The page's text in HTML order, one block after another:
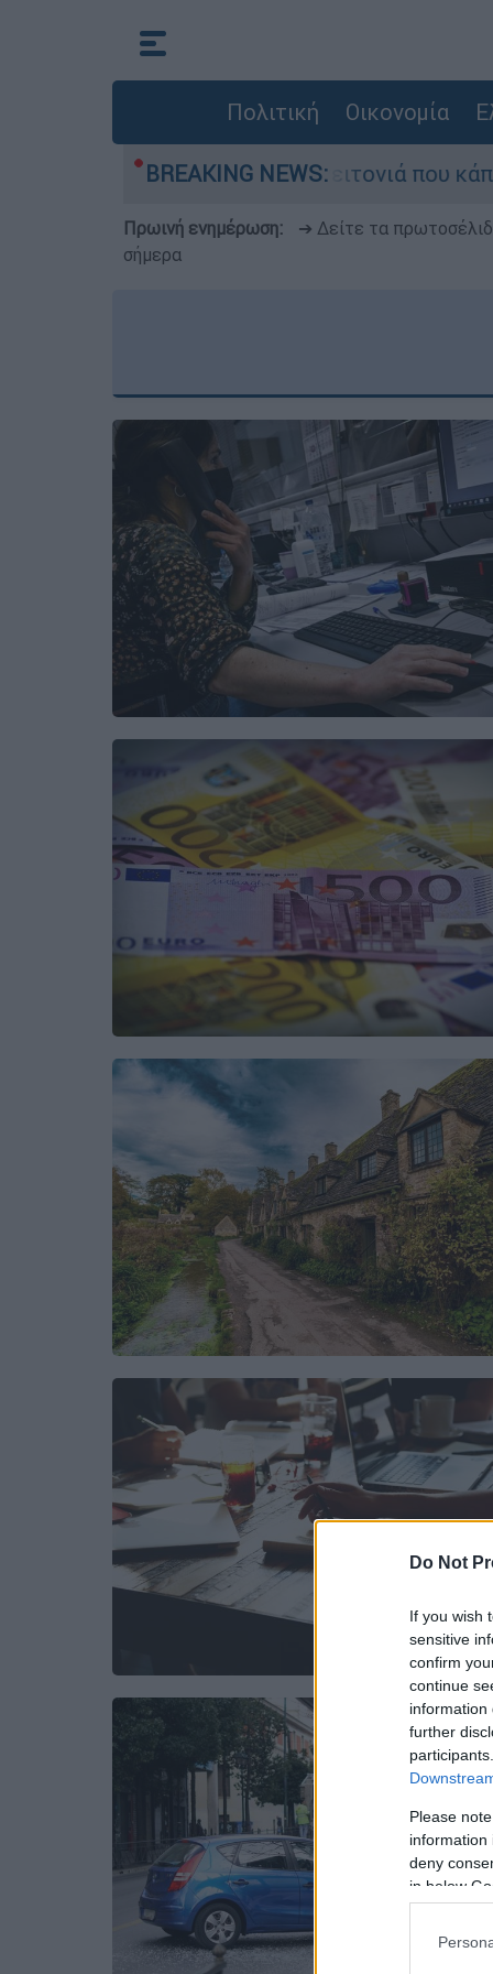
Do Not
If you wish
sensitive
confirm
continue
information
further
Please
information
deny
in below
Πολιτική Οικονομία
BREAKING NEWS:
φωτιά τη γειτονιά που κάποτε τους
Πρωινή ενημέρωση: ➔ Δείτε τα
σήμερα